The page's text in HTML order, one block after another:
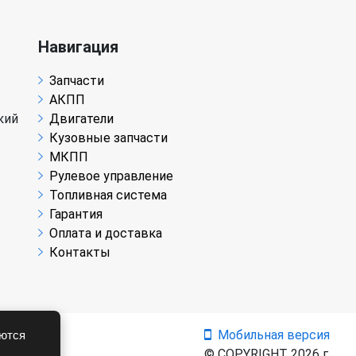
Навигация
Запчасти
АКПП
Двигатели
Кузовные запчасти
МКПП
Рулевое управление
Топливная система
Гарантия
Оплата и доставка
Контакты
Мобильная версия